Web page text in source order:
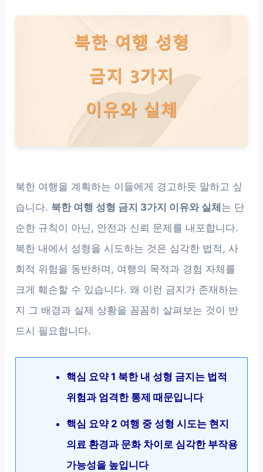
북한 여행을 계획하는 이들에게 경고하듯 말하고 싶
습니다. 북한 여행 성형 금지 3가지 이유와 실체는 단
순한 규칙이 아닌, 안전과 신뢰 문제를 내포합니다.
북한 내에서 성형을 시도하는 것은 심각한 법적, 사
회적 위험을 동반하며, 여행의 목적과 경험 자체를
크게 훼손할 수 있습니다. 왜 이런 금지가 존재하는
지 그 배경과 실제 상황을 꼼꼼히 살펴보는 것이 반
드시 필요합니다.
핵심 요약 1 북한 내 성형 금지는 법적
위험과 엄격한 통제 때문입니다
핵심 요약 2 여행 중 성형 시도는 현지
의료 환경과 문화 차이로 심각한 부작용
가능성을 높입니다